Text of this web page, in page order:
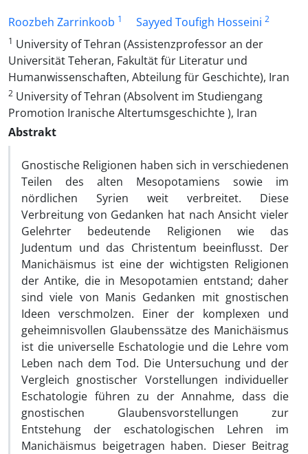
Roozbeh Zarrinkoob 1 Sayyed Toufigh Hosseini 2
1 University of Tehran (Assistenzprofessor an der
Universität Teheran, Fakultät für Literatur und
Humanwissenschaften, Abteilung für Geschichte), Iran
2 University of Tehran (Absolvent im Studiengang
Promotion Iranische Altertumsgeschichte ), Iran
Abstrakt
Gnostische Religionen haben sich in verschiedenen
Teilen des alten Mesopotamiens sowie im
nördlichen Syrien weit verbreitet. Diese
Verbreitung von Gedanken hat nach Ansicht vieler
Gelehrter bedeutende Religionen wie das
Judentum und das Christentum beeinflusst. Der
Manichäismus ist eine der wichtigsten Religionen
der Antike, die in Mesopotamien entstand; daher
sind viele von Manis Gedanken mit gnostischen
Ideen verschmolzen. Einer der komplexen und
geheimnisvollen Glaubenssätze des Manichäismus
ist die universelle Eschatologie und die Lehre vom
Leben nach dem Tod. Die Untersuchung und der
Vergleich gnostischer Vorstellungen individueller
Eschatologie führen zu der Annahme, dass die
gnostischen Glaubensvorstellungen zur
Entstehung der eschatologischen Lehren im
Manichäismus beigetragen haben. Dieser Beitrag